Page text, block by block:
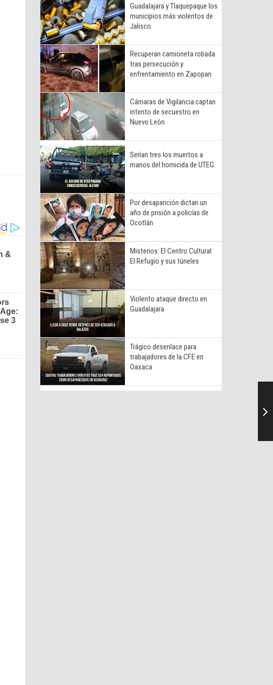
Guadalajara y Tlaquepaque los
municipios más violentos de
Jalisco
Recuperan camioneta robada
tras persecución y
enfrentamiento en Zapopan
Cámaras de Vigilancia captan
intento de secuestro en
Nuevo León
Serían tres los muertos a
manos del homicida de UTEG
Por desaparición dictan un
año de prisión a policías de
Ocotlán
Misterios: El Centro Cultural
El Refugio y sus túneles
Violento ataque directo en
Guadalajara
Trágico desenlace para
trabajadores de la CFE en
Oaxaca